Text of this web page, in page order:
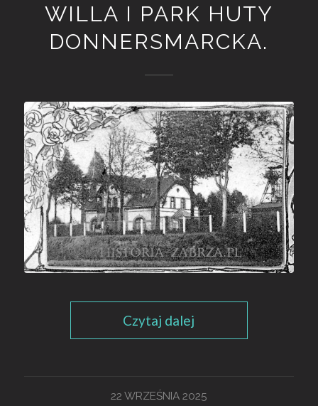
WILLA I PARK HUTY
DONNERSMARCKA.
Czytaj dalej
22 WRZEŚNIA 2025